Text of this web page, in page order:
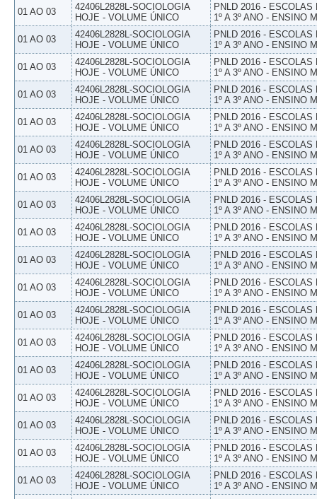
01 AO 03
42406L2828L-SOCIOLOGIA
HOJE - VOLUME ÚNICO
PNLD 2016 -
1º A 3º ANO - ENSINO
01 AO 03
42406L2828L-SOCIOLOGIA
HOJE - VOLUME ÚNICO
PNLD 2016 -
1º A 3º ANO - ENSINO
01 AO 03
42406L2828L-SOCIOLOGIA
HOJE - VOLUME ÚNICO
PNLD 2016 -
1º A 3º ANO - ENSINO
01 AO 03
42406L2828L-SOCIOLOGIA
HOJE - VOLUME ÚNICO
PNLD 2016 -
1º A 3º ANO - ENSINO
01 AO 03
42406L2828L-SOCIOLOGIA
HOJE - VOLUME ÚNICO
PNLD 2016 -
1º A 3º ANO - ENSINO
01 AO 03
42406L2828L-SOCIOLOGIA
HOJE - VOLUME ÚNICO
PNLD 2016 -
1º A 3º ANO - ENSINO
01 AO 03
42406L2828L-SOCIOLOGIA
HOJE - VOLUME ÚNICO
PNLD 2016 -
1º A 3º ANO - ENSINO
01 AO 03
42406L2828L-SOCIOLOGIA
HOJE - VOLUME ÚNICO
PNLD 2016 -
1º A 3º ANO - ENSINO
01 AO 03
42406L2828L-SOCIOLOGIA
HOJE - VOLUME ÚNICO
PNLD 2016 -
1º A 3º ANO - ENSINO
01 AO 03
42406L2828L-SOCIOLOGIA
HOJE - VOLUME ÚNICO
PNLD 2016 -
1º A 3º ANO - ENSINO
01 AO 03
42406L2828L-SOCIOLOGIA
HOJE - VOLUME ÚNICO
PNLD 2016 -
1º A 3º ANO - ENSINO
01 AO 03
42406L2828L-SOCIOLOGIA
HOJE - VOLUME ÚNICO
PNLD 2016 -
1º A 3º ANO - ENSINO
01 AO 03
42406L2828L-SOCIOLOGIA
HOJE - VOLUME ÚNICO
PNLD 2016 -
1º A 3º ANO - ENSINO
01 AO 03
42406L2828L-SOCIOLOGIA
HOJE - VOLUME ÚNICO
PNLD 2016 -
1º A 3º ANO - ENSINO
01 AO 03
42406L2828L-SOCIOLOGIA
HOJE - VOLUME ÚNICO
PNLD 2016 -
1º A 3º ANO - ENSINO
01 AO 03
42406L2828L-SOCIOLOGIA
HOJE - VOLUME ÚNICO
PNLD 2016 -
1º A 3º ANO - ENSINO
01 AO 03
42406L2828L-SOCIOLOGIA
HOJE - VOLUME ÚNICO
PNLD 2016 -
1º A 3º ANO - ENSINO
01 AO 03
42406L2828L-SOCIOLOGIA
HOJE - VOLUME ÚNICO
PNLD 2016 -
1º A 3º ANO - ENSINO